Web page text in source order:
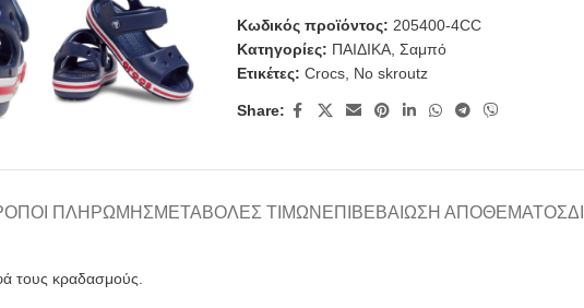
Κωδικός προϊόντος: 205400-4CC
Κατηγορίες: ΠΑΙΔΙΚΑ, Σαμπό
Ετικέτες: Crocs, No skroutz
Share:
ΠΛΗΡΩΜΉΣΜΕΤΑΒΟΛΈΣ ΤΙΜΏΝ ΕΠΙΒΕΒΑΊΩΣΗ ΑΠΟΘΈΜΑΤΟΣ
τους κραδασμούς.